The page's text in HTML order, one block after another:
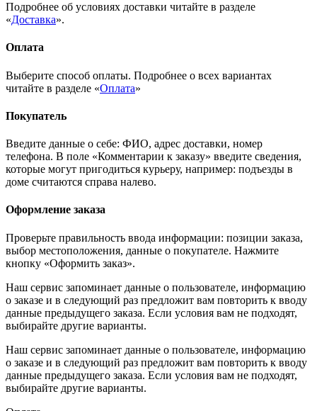
Подробнее об условиях доставки читайте в разделе
«Доставка».
Оплата
Выберите способ оплаты. Подробнее о всех вариантах
читайте в разделе «Оплата»
Покупатель
Введите данные о себе: ФИО, адрес доставки, номер
телефона. В поле «Комментарии к заказу» введите сведения,
которые могут пригодиться курьеру, например: подъезды в
доме считаются справа налево.
Оформление заказа
Проверьте правильность ввода информации: позиции заказа,
выбор местоположения, данные о покупателе. Нажмите
кнопку «Оформить заказ».
Наш сервис запоминает данные о пользователе, информацию
о заказе и в следующий раз предложит вам повторить к вводу
данные предыдущего заказа. Если условия вам не подходят,
выбирайте другие варианты.
Наш сервис запоминает данные о пользователе, информацию
о заказе и в следующий раз предложит вам повторить к вводу
данные предыдущего заказа. Если условия вам не подходят,
выбирайте другие варианты.